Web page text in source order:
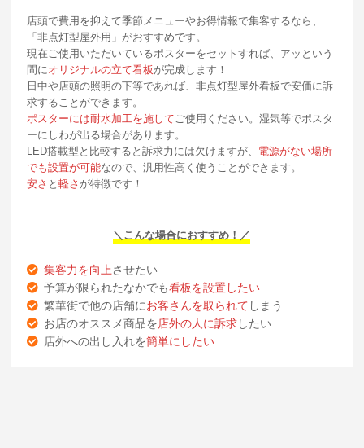
店頭で費用を抑えて季節メニューやお得情報で集客するなら、
「非点灯型屋外用」がおすすめです。
現在ご使用いただいているポスターをセットすれば、アッという
間に オリジナルの立て看板が完成します！
日中や店頭の照明の下等であれば、非点灯型屋外看板で安価に訴
求することができます。
ポスターには耐水加工を施して ご使用ください。湿気等でポスタ
ーにしわが出る場合があります。
LED搭載型と比較すると訴求力には欠けますが、 電源がない場所
でも設置が可能なので、汎用性高く使うことができます。
安さ と軽さ が特徴です！
＼こんな場合におすすめ！／
集客力を向上 させたい
予算が限られたなかでも看板を設置したい
繁華街で他の店舗にお客さんを取られて しまう
お店のオススメ商品を店外の人に訴求したい
店外への出し入れを簡単にしたい